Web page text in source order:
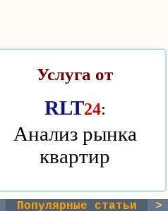
Услуга от
RLT24:
Анализ рынка
квартир
Популярные статьи
>